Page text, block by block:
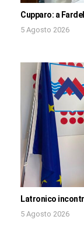
Cupparo: a
5 Agosto 2026
Latronico
5 Agosto 2026